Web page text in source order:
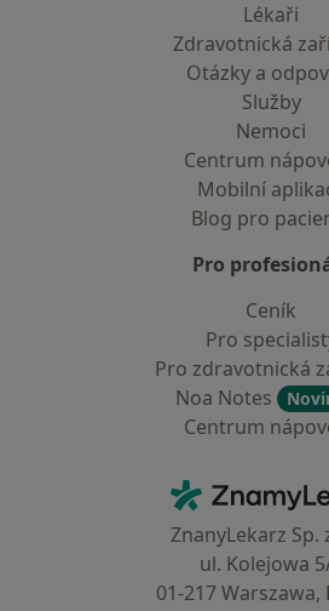
Lékaři
Zdravotnická
Otázky a
Služby
Nemoci
Centrum
Mobilní
Blog pro
Pro
Ceník
Pro
Pro zdravotnická
Noa Notes
Centrum
ZnanyLekarz Sp.
ul. Kolejowa
01-217 Warszawa,